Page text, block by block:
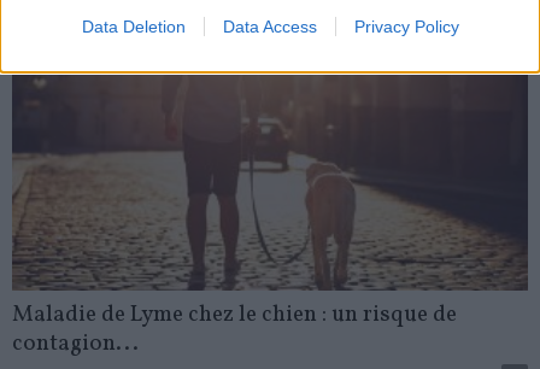
Data Deletion Data Access Privacy Policy
Maladie de Lyme chez le chien : un risque de
contagion...